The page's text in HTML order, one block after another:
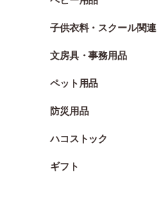
子供衣料・スクール関連
文房具・事務用品
ペット用品
防災用品
ハコストック
ギフト